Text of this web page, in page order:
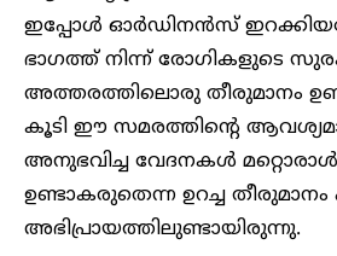
ഇപ്പോൾ ഓർഡിനൻസ്
ഭാഗത്ത് നിന്ന് രോഗികളുടെ
അത്തരത്തിലൊരു തീരുമാനം
കൂടി ഈ സമരത്തിന്റെ
അനുഭവിച്ച വേദനകൾ
ഉണ്ടാകരുതെന്ന ഉറച്ച
അഭിപ്രായത്തിലുണ്ടായിരുന്നു.